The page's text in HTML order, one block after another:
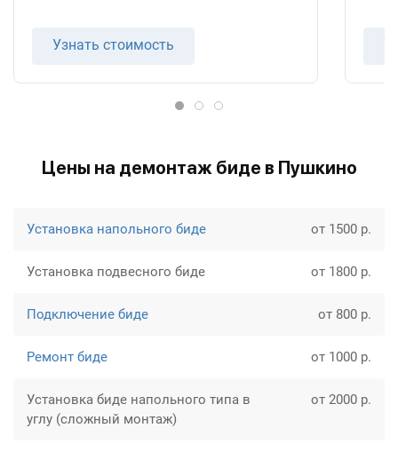
Узнать стоимость
Цены на демонтаж биде в Пушкино
Установка напольного биде от 1500 р.
Установка подвесного биде от 1800 р.
Подключение биде от 800 р.
Ремонт биде от 1000 р.
Установка биде напольного типа в
углу (сложный монтаж)
от 2000 р.